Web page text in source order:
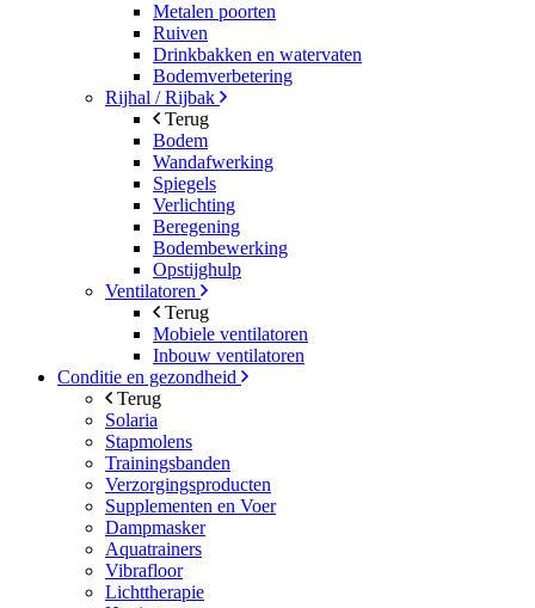
Metalen poorten
Ruiven
Drinkbakken en watervaten
Bodemverbetering
Rijhal / Rijbak
Terug
Bodem
Wandafwerking
Spiegels
Verlichting
Beregening
Bodembewerking
Opstijghulp
Ventilatoren
Terug
Mobiele ventilatoren
Inbouw ventilatoren
Conditie en gezondheid
Terug
Solaria
Stapmolens
Trainingsbanden
Verzorgingsproducten
Supplementen en Voer
Dampmasker
Aquatrainers
Vibrafloor
Lichttherapie